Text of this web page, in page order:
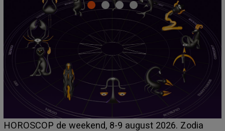
Emanuel a ținut ACEST DETALIU ASCUNS până